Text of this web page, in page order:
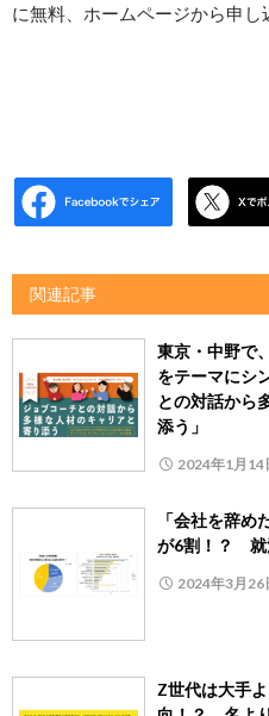
に無料、ホームページから申し
関連記事
東京・中野で
をテーマにシ
との対話から
添う」
2024年1月14
「会社を辞め
が6割！？ 就
2024年3月26
Z世代は大手